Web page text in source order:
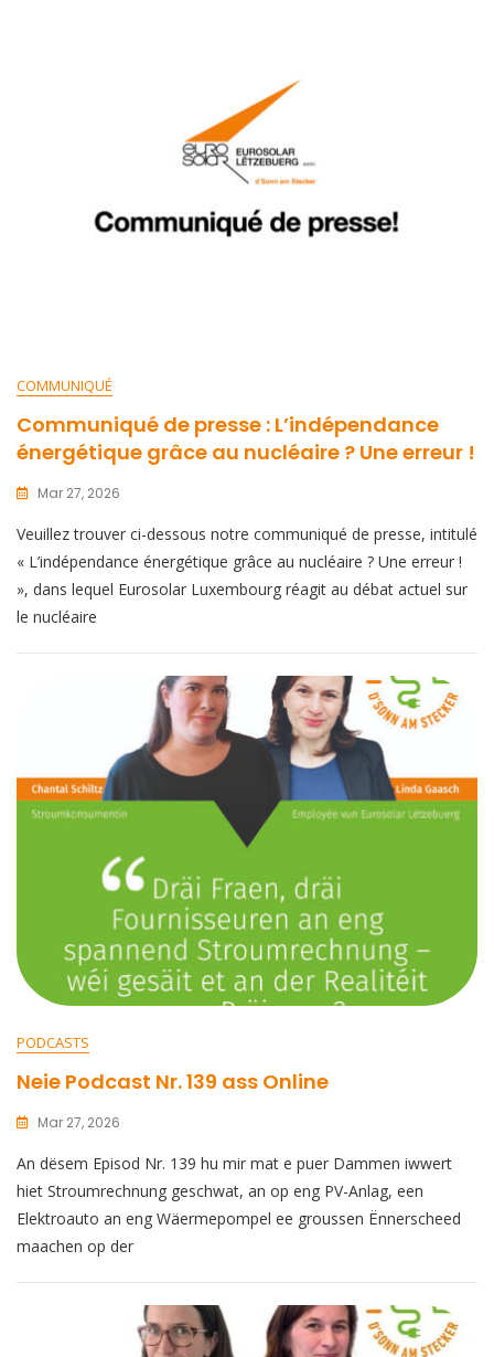
COMMUNIQUÉ
Communiqué de presse : L’indépendance
énergétique grâce au nucléaire ? Une erreur !
Mar 27, 2026
Veuillez trouver ci-dessous notre communiqué de presse, intitulé
« L’indépendance énergétique grâce au nucléaire ? Une erreur !
», dans lequel Eurosolar Luxembourg réagit au débat actuel sur
le nucléaire
PODCASTS
Neie Podcast Nr. 139 ass Online
Mar 27, 2026
An dësem Episod Nr. 139 hu mir mat e puer Dammen iwwert
hiet Stroumrechnung geschwat, an op eng PV-Anlag, een
Elektroauto an eng Wäermepompel ee groussen Ënnerscheed
maachen op der